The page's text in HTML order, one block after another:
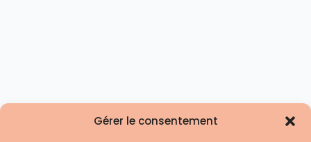
Gérer le consentement